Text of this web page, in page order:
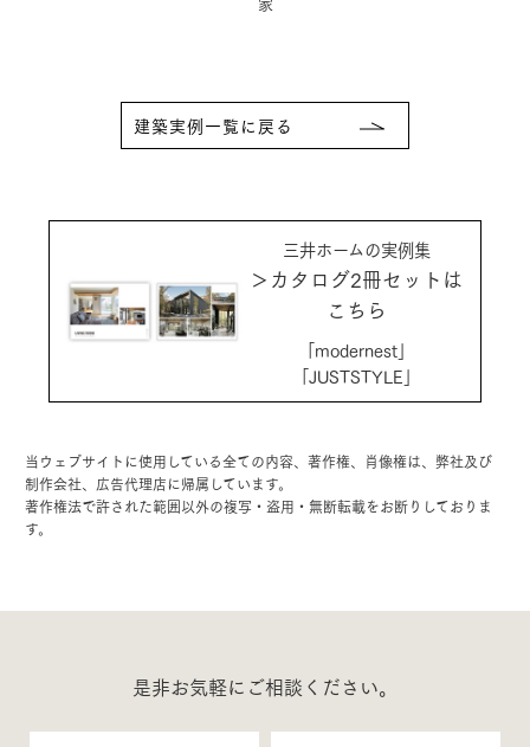
建築実例一覧に戻る
三井ホームの実例集
＞カタログ2冊セットは
こちら
「modernest」
「JUSTSTYLE」
当ウェブサイトに使用している全ての内容、著作権、肖像権は、弊社及び
制作会社、広告代理店に帰属しています。
著作権法で許された範囲以外の複写・盗用・無断転載をお断りしておりま
す。
是非お気軽にご相談ください。